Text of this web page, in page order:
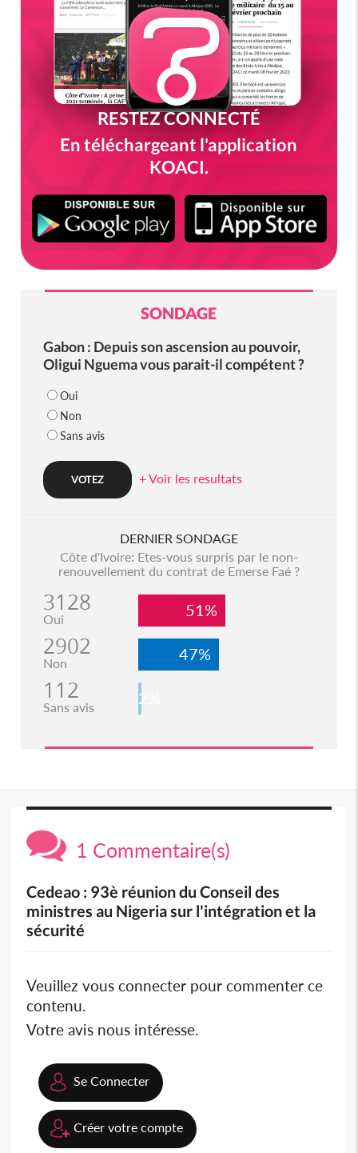
RESTEZ CONNECTÉ
En téléchargeant l'application
KOACI.
SONDAGE
Gabon : Depuis son ascension au pouvoir,
Oligui Nguema vous parait-il compétent ?
Oui
Non
Sans avis
+ Voir les resultats
DERNIER SONDAGE
Côte d'Ivoire: Etes-vous surpris par le non-
renouvellement du contrat de Emerse Faé ?
3128
Oui 51%
2902
Non 47%
112
Sans avis 2%
1 Commentaire(s)
Cedeao : 93è réunion du Conseil des
ministres au Nigeria sur l'intégration et la
sécurité
Veuillez vous connecter pour commenter ce
contenu.
Votre avis nous intéresse.
Se Connecter
Créer votre compte